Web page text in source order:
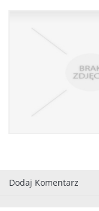
Dodaj Komentarz